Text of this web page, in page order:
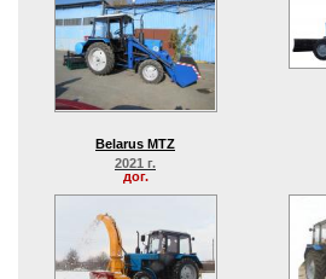
Belarus MTZ
2021 г.
дог.